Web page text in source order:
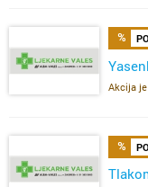
Akcija